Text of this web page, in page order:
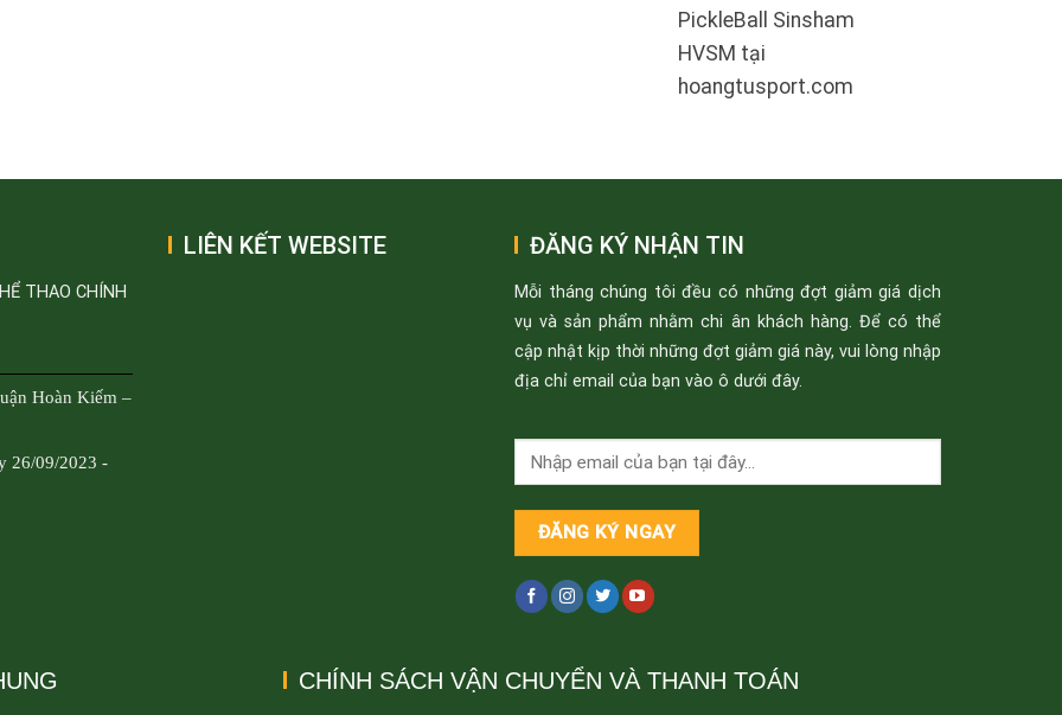
PickleBall Sinsham
HVSM tại
hoangtusport.com
THAO CHÍNH
Hoàn Kiếm –
26/09/2023 -
LIÊN KẾT WEBSITE ĐĂNG KÝ NHẬN TIN
Mỗi tháng chúng tôi đều có những đợt giảm giá dịch
vụ và sản phẩm nhằm chi ân khách hàng. Để có thể
cập nhật kịp thời những đợt giảm giá này, vui lòng nhập
địa chỉ email của bạn vào ô dưới đây.
CHÍNH SÁCH VẬN CHUYỂN VÀ THANH TOÁN